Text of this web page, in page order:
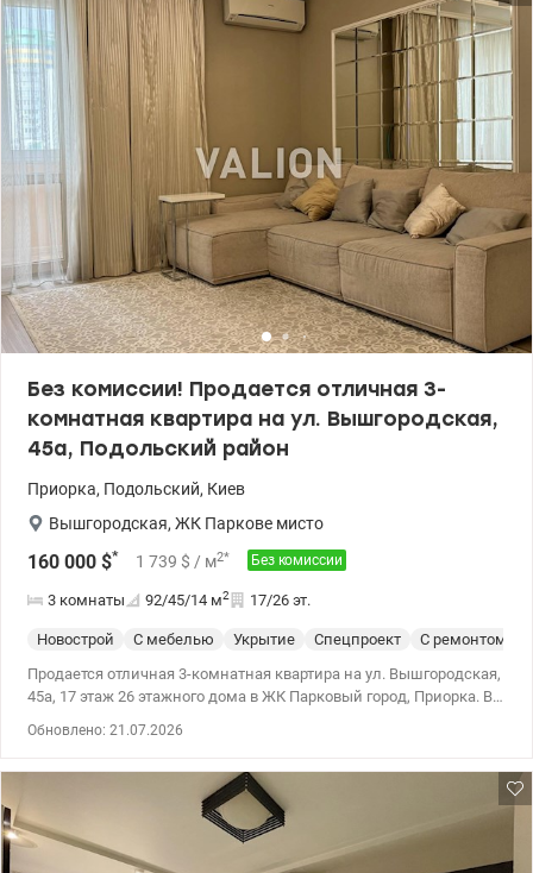
на 50л) Большая остекленная лоджия из комнаты в кухню.
Счетчик на тепло. Самое главное преимущество комплекса –
это зеленое окружение вокруг него. ЖК расположен в
Подольском районе – огромной эко-зоне с аккуратными
парками для прогулок, чистыми озерами и множеством мест
для семейного отдыха на свежем воздухе. Территория
охраняется круглосуточно, есть просторный наземный и
подземный паркинг, доступ к комплексу есть только у его
жителей. Детские и спортивные площадки, теннисные корты.
Транспортная доступность к метро Оболонь, Минская,
Почайная, Лукяновка. Остановка рядом. Рядом школы, детские
садики, рынок. Цена 99 000 у.е. 0503932257 Мария
Valion.ua/1150493
Без комиссии! Продается отличная 3-
комнатная квартира на ул. Вышгородская,
45а, Подольский район
Приорка, Подольский, Киев
Вышгородская, ЖК Паркове мисто
160 000 $* 1 739 $ / м2* Без комиссии
3 комнаты 92/45/14 м2 17/26 эт.
Новострой С мебелью Укрытие Спецпроект
С ремонтом
Продается отличная 3-комнатная квартира на ул. Вышгородская,
45а, 17 этаж 26 этажного дома в ЖК Парковый город, Приорка. В
балкон. Квартира продается с мебелью и техникой. Окна во
двор. Прекрасное решение для семьи с детьми. «Парковый
город» — это комплекс закрытого типа с развитым
благоустройством, как внутренней территории застройки, так и
Обновлено: 21.07.2026